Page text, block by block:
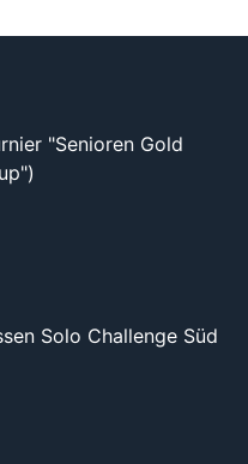
"Senioren Gold
Solo Challenge Süd